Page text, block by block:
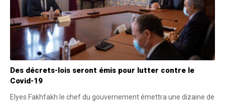
Des décrets-lois seront émis pour lutter contre le
Covid-19
Elyes Fakhfakh le chef du gouvernement émettra une dizaine de